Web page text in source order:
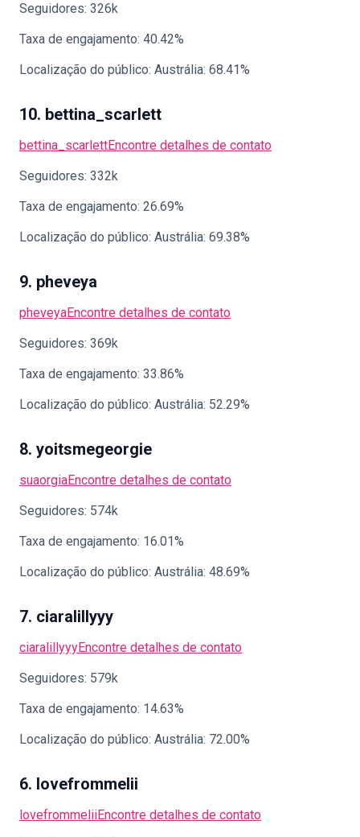
Seguidores: 326k
Taxa de engajamento: 40.42%
Localização do público: Austrália: 68.41%
10. bettina_scarlett
bettina_scarlettEncontre detalhes de contato
Seguidores: 332k
Taxa de engajamento: 26.69%
Localização do público: Austrália: 69.38%
9. pheveya
pheveyaEncontre detalhes de contato
Seguidores: 369k
Taxa de engajamento: 33.86%
Localização do público: Austrália: 52.29%
8. yoitsmegeorgie
suaorgiaEncontre detalhes de contato
Seguidores: 574k
Taxa de engajamento: 16.01%
Localização do público: Austrália: 48.69%
7. ciaralillyyy
ciaralillyyyEncontre detalhes de contato
Seguidores: 579k
Taxa de engajamento: 14.63%
Localização do público: Austrália: 72.00%
6. lovefrommelii
lovefrommeliiEncontre detalhes de contato